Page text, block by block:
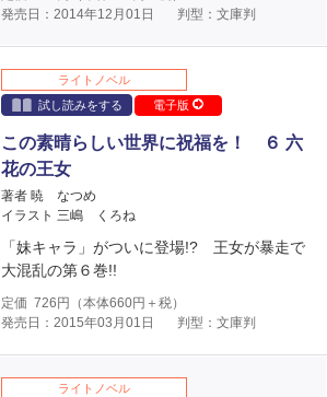
発売日：2014年12月01日
判型：文庫判
ライトノベル
試し読みをする
電子版
この素晴らしい世界に祝福を！ ６ 六
花の王女
著者 暁 なつめ
イラスト 三嶋 くろね
「妹キャラ」がついに登場!? 王女が暴走で
大混乱の第６巻!!
定価 726 円（本体660円＋税）
発売日：2015年03月01日
判型：文庫判
ライトノベル